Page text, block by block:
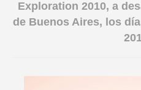
Exploration 2010, a
de Buenos Aires, los